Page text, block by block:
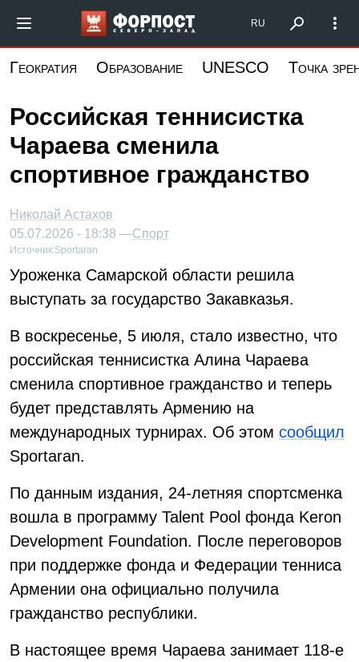
основному
Форпост Северо-Запад
RU
Геократия Образование UNESCO Точка
Российская теннисистка
Чараева сменила
спортивное гражданство
Николай Астахов
05.07.2026 - 18:38 —Спорт
Источник:Sportaran
Уроженка Самарской области решила
выступать за государство Закавказья.
В воскресенье, 5 июля, стало известно, что
российская теннисистка Алина Чараева
сменила спортивное гражданство и теперь
будет представлять Армению на
международных турнирах. Об этом сообщил
Sportaran.
По данным издания, 24-летняя спортсменка
вошла в программу Talent Pool фонда Keron
Development Foundation. После переговоров
при поддержке фонда и Федерации тенниса
Армении она официально получила
гражданство республики.
В настоящее время Чараева занимает 118-е